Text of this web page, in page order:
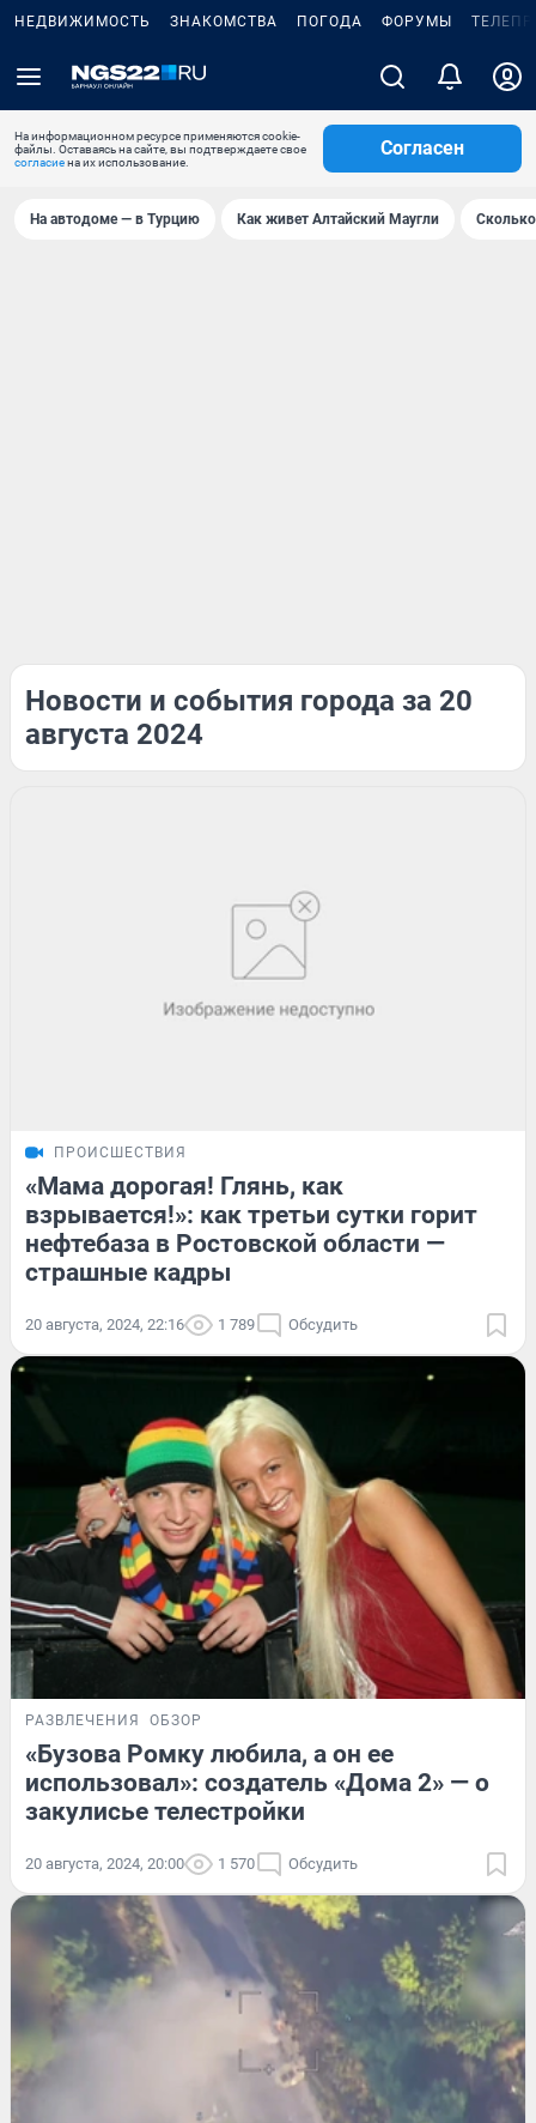
НЕДВИЖИМОСТЬ ЗНАКОМСТВА ПОГОДА ФОРУМЫ
На информационном ресурсе применяются cookie-
файлы. Оставаясь на сайте, вы подтверждаете свое
согласиена их использование.
Согласен
На автодоме — в Турцию Как живет Алтайский Маугли
Новости и события города за 20
августа 2024
ПРОИСШЕСТВИЯ
«Мама дорогая! Глянь, как
взрывается!»: как третьи сутки горит
нефтебаза в Ростовской области —
страшные кадры
20 августа, 2024, 22:16 1 789 Обсудить
РАЗВЛЕЧЕНИЯ ОБЗОР
«Бузова Ромку любила, а он ее
использовал»: создатель «Дома 2» — о
закулисье телестройки
20 августа, 2024, 20:00 1 570 Обсудить